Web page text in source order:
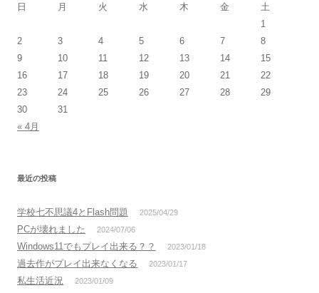
日
月 火 水 木 金
土
1
2
3 4 5 6 7
8
9
10 11 12 13 14
15
16
17 18 19 20 21
22
23
24 25 26 27 28
29
30
31
« 4月
最近の投稿
学校七不思議4とFlash問題 2025/04/29
PCが壊れました 2024/07/06
Windows11でもプレイ出来る？？ 2023/01/18
過去作がプレイ出来なくなる 2023/01/17
私生活近況 2023/01/09